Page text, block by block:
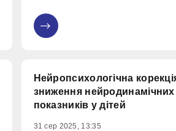
терапевтичний характер.
Нейропсихологічна
зниження нейродинамічних
показників у дітей
31 сер 2025, 13:35